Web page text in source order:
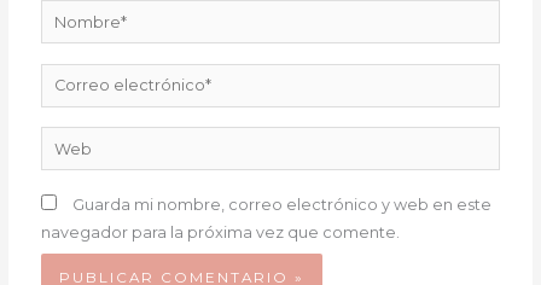
Nombre*
Correo
electrónico*
Web
Guarda mi nombre, correo electrónico y web en este
navegador para la próxima vez que comente.